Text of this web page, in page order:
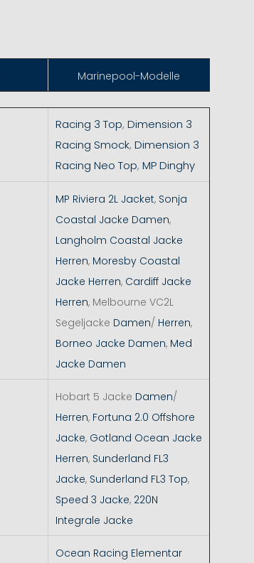
Marinepool-Modelle
Racing 3 Top, Dimension 3
Racing Smock, Dimension 3
Racing Neo Top, MP Dinghy
MP Riviera 2L Jacket, Sonja
Coastal Jacke Damen,
Langholm Coastal Jacke
Herren, Moresby Coastal
Jacke Herren, Cardiff Jacke
Herren, Melbourne VC2L
Segeljacke Damen/ Herren,
Borneo Jacke Damen, Med
Jacke Damen
Hobart 5 Jacke Damen/
Herren, Fortuna 2.0 Offshore
Jacke, Gotland Ocean Jacke
Herren, Sunderland FL3
Jacke, Sunderland FL3 Top,
Speed 3 Jacke, 220N
Integrale Jacke
Ocean Racing Elementar